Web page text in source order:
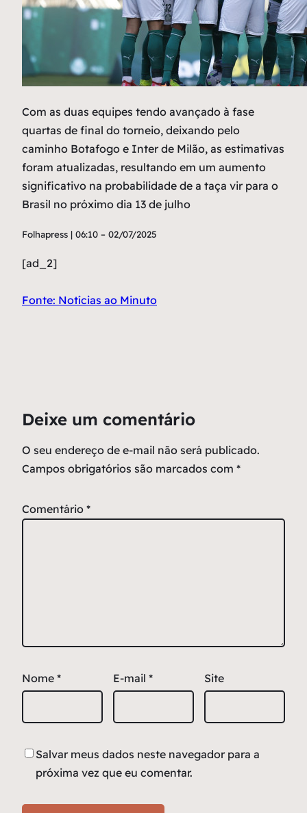
Com as duas equipes tendo avançado à fase
quartas de final do torneio, deixando pelo
caminho Botafogo e Inter de Milão, as estimativas
foram atualizadas, resultando em um aumento
significativo na probabilidade de a taça vir para o
Brasil no próximo dia 13 de julho
Folhapress | 06:10 – 02/07/2025
[ad_2]
Fonte: Notícias ao Minuto
Deixe um comentário
O seu endereço de e-mail não será publicado.
Campos obrigatórios são marcados com *
Comentário *
Nome * E-mail * Site
Salvar meus dados neste navegador para a
próxima vez que eu comentar.